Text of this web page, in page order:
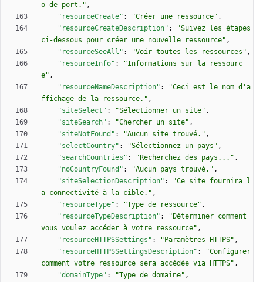
o de port." ,
"resourceCreate" : "Créer une ressource" ,
"resourceCreateDescription" :
"Suivez les étapes
ci-dessous pour créer une nouvelle ressource" ,
"resourceSeeAll" : "Voir toutes les ressources" ,
"resourceInfo" :
"Informations sur la ressourc
e" ,
"resourceNameDescription" :
"Ceci est le nom d'a
ffichage de la ressource." ,
"siteSelect" : "Sélectionner un site" ,
"siteSearch" : "Chercher un site" ,
"siteNotFound" : "Aucun site trouvé." ,
"selectCountry" : "Sélectionnez un pays" ,
"searchCountries" : "Recherchez des pays..." ,
"noCountryFound" : "Aucun pays trouvé." ,
"siteSelectionDescription" :
"Ce site fournira l
a connectivité à la cible." ,
"resourceType" : "Type de ressource" ,
"resourceTypeDescription" :
"Déterminer comment
vous voulez accéder à votre ressource" ,
"resourceHTTPSSettings" : "Paramètres HTTPS" ,
"resourceHTTPSSettingsDescription" :
"Configurer
comment votre ressource sera accédée via HTTPS" ,
"domainType" : "Type de domaine" ,